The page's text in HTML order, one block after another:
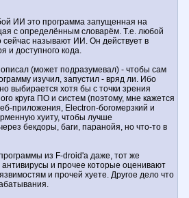
ИИ это программа запущенная на
с определённым словарём. Т.е. любой
сейчас называют ИИ. Он действует в
и доступного кода.
описал (может подразумевал) - чтобы сам
изучил, запустил - вряд ли. Ибо
выбирается хотя бы с точки зрения
круга ПО и систем (поэтому, мне кажется
приложения, Electron-богомерзкий и
хуиту, чтобы лучше
бекдоры, баги, паранойя, но что-то в
из F-droid'а даже, тот же
антивирусы и прочее которые оценивают
и прочей хуете. Другое дело что